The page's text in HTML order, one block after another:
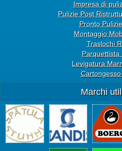
Impresa di
Pulizie Post
Pronto
Montaggio
Traslochi
Parquettista
Levigatura
Marchi